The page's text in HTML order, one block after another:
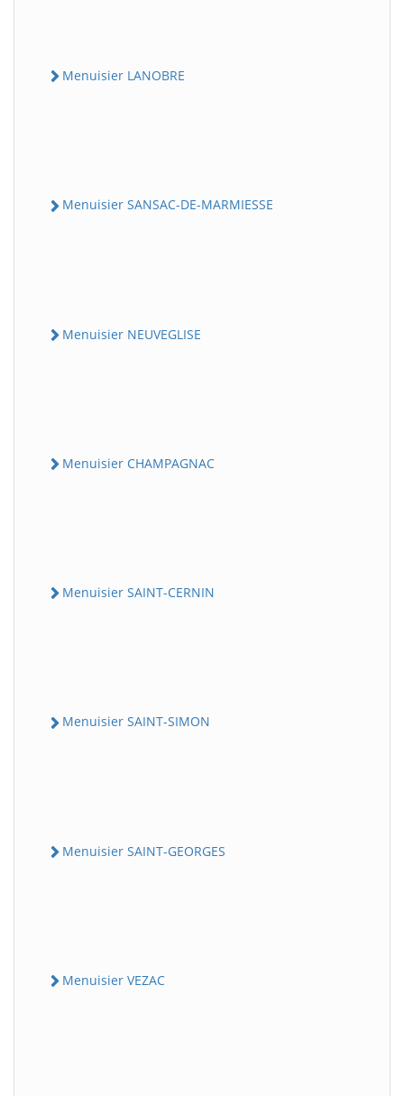
Menuisier LANOBRE
Menuisier SANSAC-DE-MARMIESSE
Menuisier NEUVEGLISE
Menuisier CHAMPAGNAC
Menuisier SAINT-CERNIN
Menuisier SAINT-SIMON
Menuisier SAINT-GEORGES
Menuisier VEZAC